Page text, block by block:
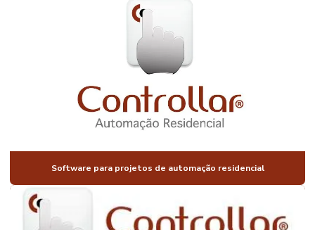
ILUMINAÇÃO
RESIDENCIAL
PARA IMÓVEIS
DE ALTO
PADRÃO
Software para projetos de automação residencial